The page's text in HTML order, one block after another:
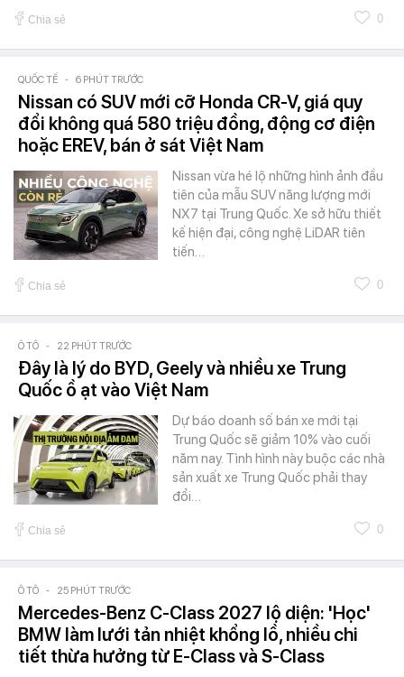
Chia sẻ 0
QUỐC TẾ - 6 PHÚT TRƯỚC
Nissan có SUV mới cỡ Honda CR-V, giá quy
đổi không quá 580 triệu đồng, động cơ điện
hoặc EREV, bán ở sát Việt Nam
Nissan vừa hé lộ những hình ảnh đầu
tiên của mẫu SUV năng lượng mới
NX7 tại Trung Quốc. Xe sở hữu thiết
kế hiện đại, công nghệ LiDAR tiên
tiến…
Chia sẻ 0
Ô TÔ - 22 PHÚT TRƯỚC
Đây là lý do BYD, Geely và nhiều xe Trung
Quốc ồ ạt vào Việt Nam
Dự báo doanh số bán xe mới tại
Trung Quốc sẽ giảm 10% vào cuối
năm nay. Tình hình này buộc các nhà
sản xuất xe Trung Quốc phải thay
đổi…
Chia sẻ 0
Ô TÔ - 25 PHÚT TRƯỚC
Mercedes-Benz C-Class 2027 lộ diện: 'Học'
BMW làm lưới tản nhiệt khổng lồ, nhiều chi
tiết thừa hưởng từ E-Class và S-Class